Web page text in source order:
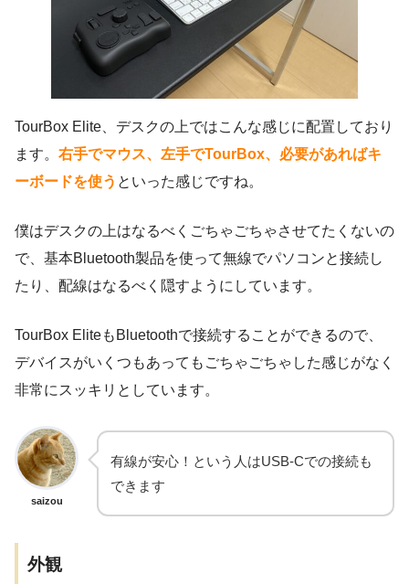
TourBox Elite、デスクの上ではこんな感じに配置しており
ます。 右手でマウス、左手でTourBox、必要があればキ
ーボードを使う といった感じですね。
僕はデスクの上はなるべくごちゃごちゃさせてたくないの
で、基本Bluetooth製品を使って無線でパソコンと接続し
たり、配線はなるべく隠すようにしています。
TourBox EliteもBluetoothで接続することができるので、
デバイスがいくつもあってもごちゃごちゃした感じがなく
非常にスッキリとしています。
saizou
有線が安心！という人はUSB-Cでの接続も
できます
外観